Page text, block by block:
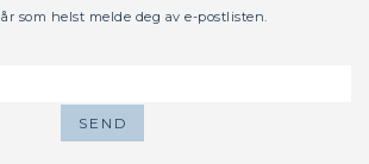
som helst melde deg av e-postlisten.